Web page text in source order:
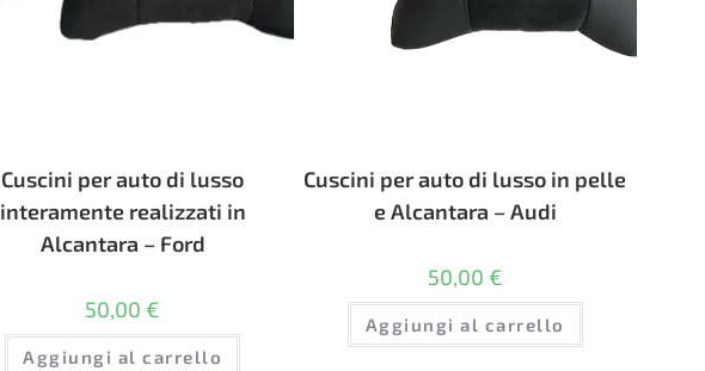
Cuscini per auto di lusso
interamente realizzati in
Alcantara – Ford
50,00 €
Aggiungi al carrello
Cuscini per auto di lusso in pelle
e Alcantara – Audi
50,00 €
Aggiungi al carrello